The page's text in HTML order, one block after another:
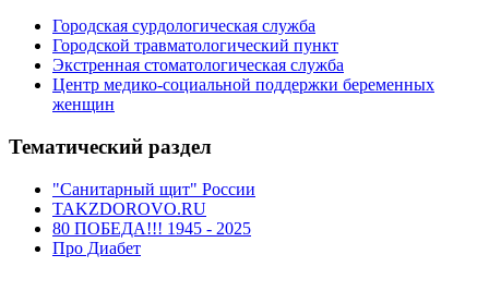
Городская сурдологическая служба
Городской травматологический пункт
Экстренная стоматологическая служба
Центр медико-социальной поддержки беременных
женщин
Тематический раздел
"Санитарный щит" России
TAKZDOROVO.RU
80 ПОБЕДА!!! 1945 - 2025
Про Диабет